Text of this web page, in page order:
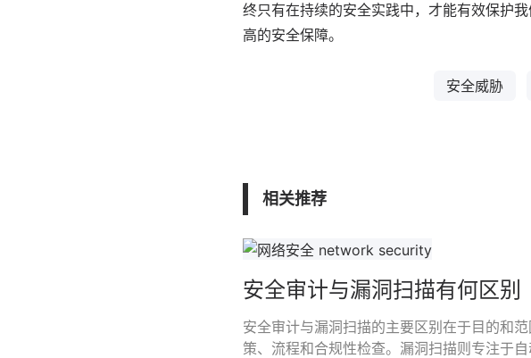
终只有在持续的安全实践中，才能有效保护
高的安全保障。
安全威胁
相关推荐
安全审计与漏洞扫描有何区别
安全审计与漏洞扫描的主要区别在于目的和
策、流程和合规性检查。漏洞扫描则专注于